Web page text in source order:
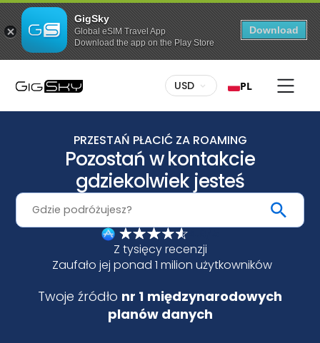
GigSky
Global eSIM Travel App
Download the app on the Play Store
Download
Bezpłatne pakiety danych w ramach
Do 3 GB danych / w ponad 175 krajach
Pakiety z nielimitowanym transferem
danych do wybranych miejsc
Korzystaj bez ograniczeń, nawet przez 7 dni
Wszystkie plany z rabatem do 30%
Stałe zniżki na wycieczki lądowe i morskie
USD PL
PRZESTAŃ PŁACIĆ ZA ROAMING
Pozostań w kontakcie
gdziekolwiek jesteś
Z tysięcy recenzji
Zaufało jej ponad 1 milion użytkowników
Twoje źródło nr 1 międzynarodowych
planów danych